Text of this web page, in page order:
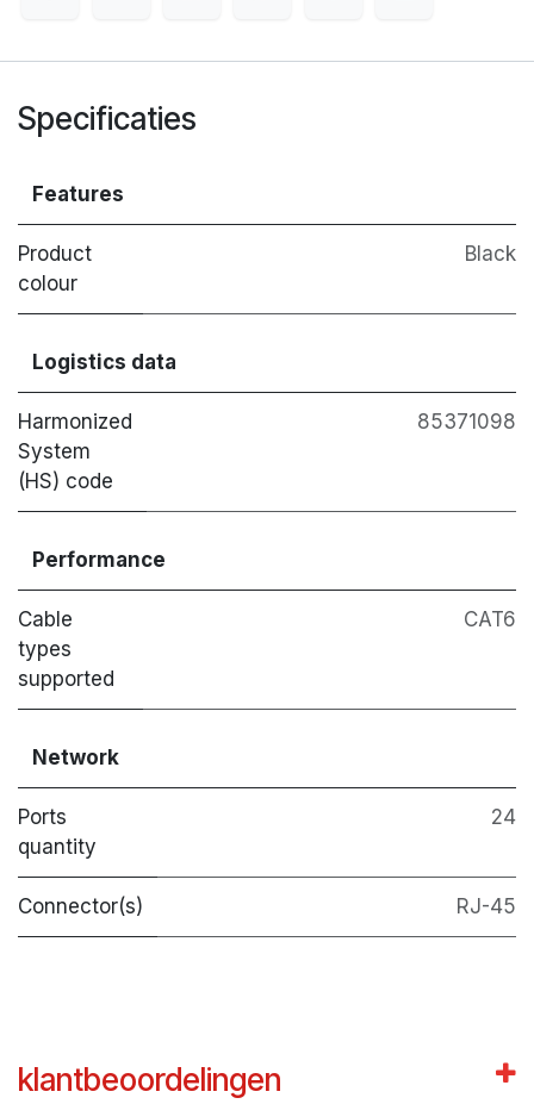
Specificaties
Features
Product
colour
Black
Logistics data
Harmonized
System
(HS) code
85371098
Performance
Cable
types
supported
CAT6
Network
Ports
quantity
24
Connector(s) RJ-45
klantbeoordelingen